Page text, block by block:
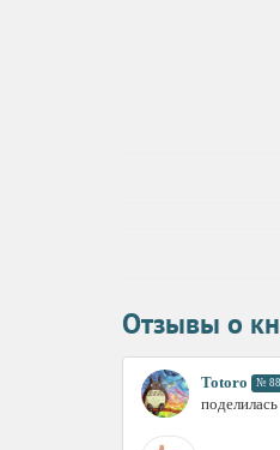
Отзывы о
Totoro № 88